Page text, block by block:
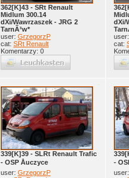
362[K]43 - SRt Renault
Midlum 300.14
dXi/Wawrzaszek - JRG 2
TarnÃ³w*
user: GrzegorzP
cat: SRt Renault
Komentarzy: 0
dXi/
cat:
339[K]39 - SLRt Renault Trafic
- OSP Åuczyce
user: GrzegorzP
-